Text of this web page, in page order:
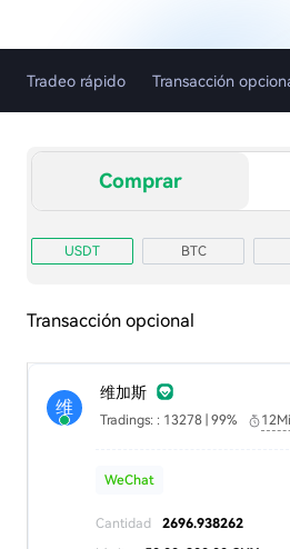
Tradeo rápido Transacción
Comprar
USDT BTC
Transacción opcional
维
维加斯
Tradings: : 13278 | 99%
WeChat
Cantidad
2696.938262